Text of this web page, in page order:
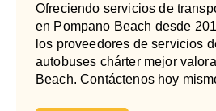
Ofreciendo servicios de
en Pompano Beach desde
los proveedores de servicios
autobuses chárter mejor
Beach. Contáctenos hoy